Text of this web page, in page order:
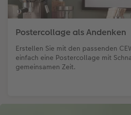
Postercollage als Andenken
Erstellen Sie mit den passenden
einfach eine Postercollage mit
gemeinsamen Zeit.